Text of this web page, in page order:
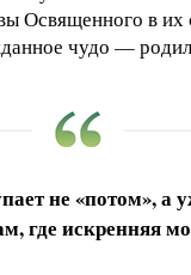
Освященного в их
чудо —
не «потом», а
где искренняя